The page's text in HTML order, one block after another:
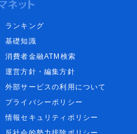
ランキング
基礎知識
消費者金融ATM検索
運営方針・編集方針
外部サービスの利用について
プライバシーポリシー
情報セキュリティポリシー